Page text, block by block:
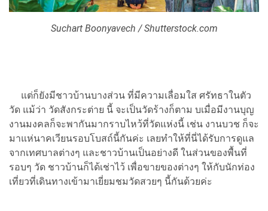
Suchart Boonyavech / Shutterstock.com
แต่ก็ยังมีชาวบ้านบางส่วน ที่มีความเลื่อมใส ศรัทธาในตัว
วัด แม้ว่า วัดสังกระต่าย นี้ จะเป็นวัดร้างก็ตาม บเมื่อมีงานบุญ
งานมงคลก็จะพากันมากราบไหว้ที่วัดแห่งนี้ เช่น งานบวช ก็จะ
มาแห่นาคเวียนรอบโบสถ์นี้กันค่ะ เลยทำให้ที่นี่ได้รับการดูแล
จากเทศบาลต่างๆ และชาวบ้านเป็นอย่างดี ในส่วนของพื้นที่
รอบๆ วัด ชาวบ้านก็ได้เช่าไว้ เพื่อขายของต่างๆ ให้กับนักท่อง
เที่ยวที่เดินทางเข้ามาเยี่ยมชมวัดสวยๆ นี้กันด้วยค่ะ